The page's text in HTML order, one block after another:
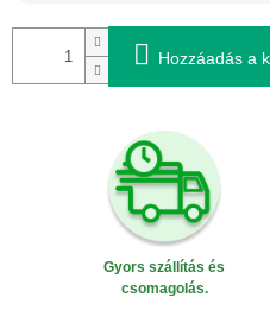
Hozzáadás a
Gyors szállítás és
csomagolás.